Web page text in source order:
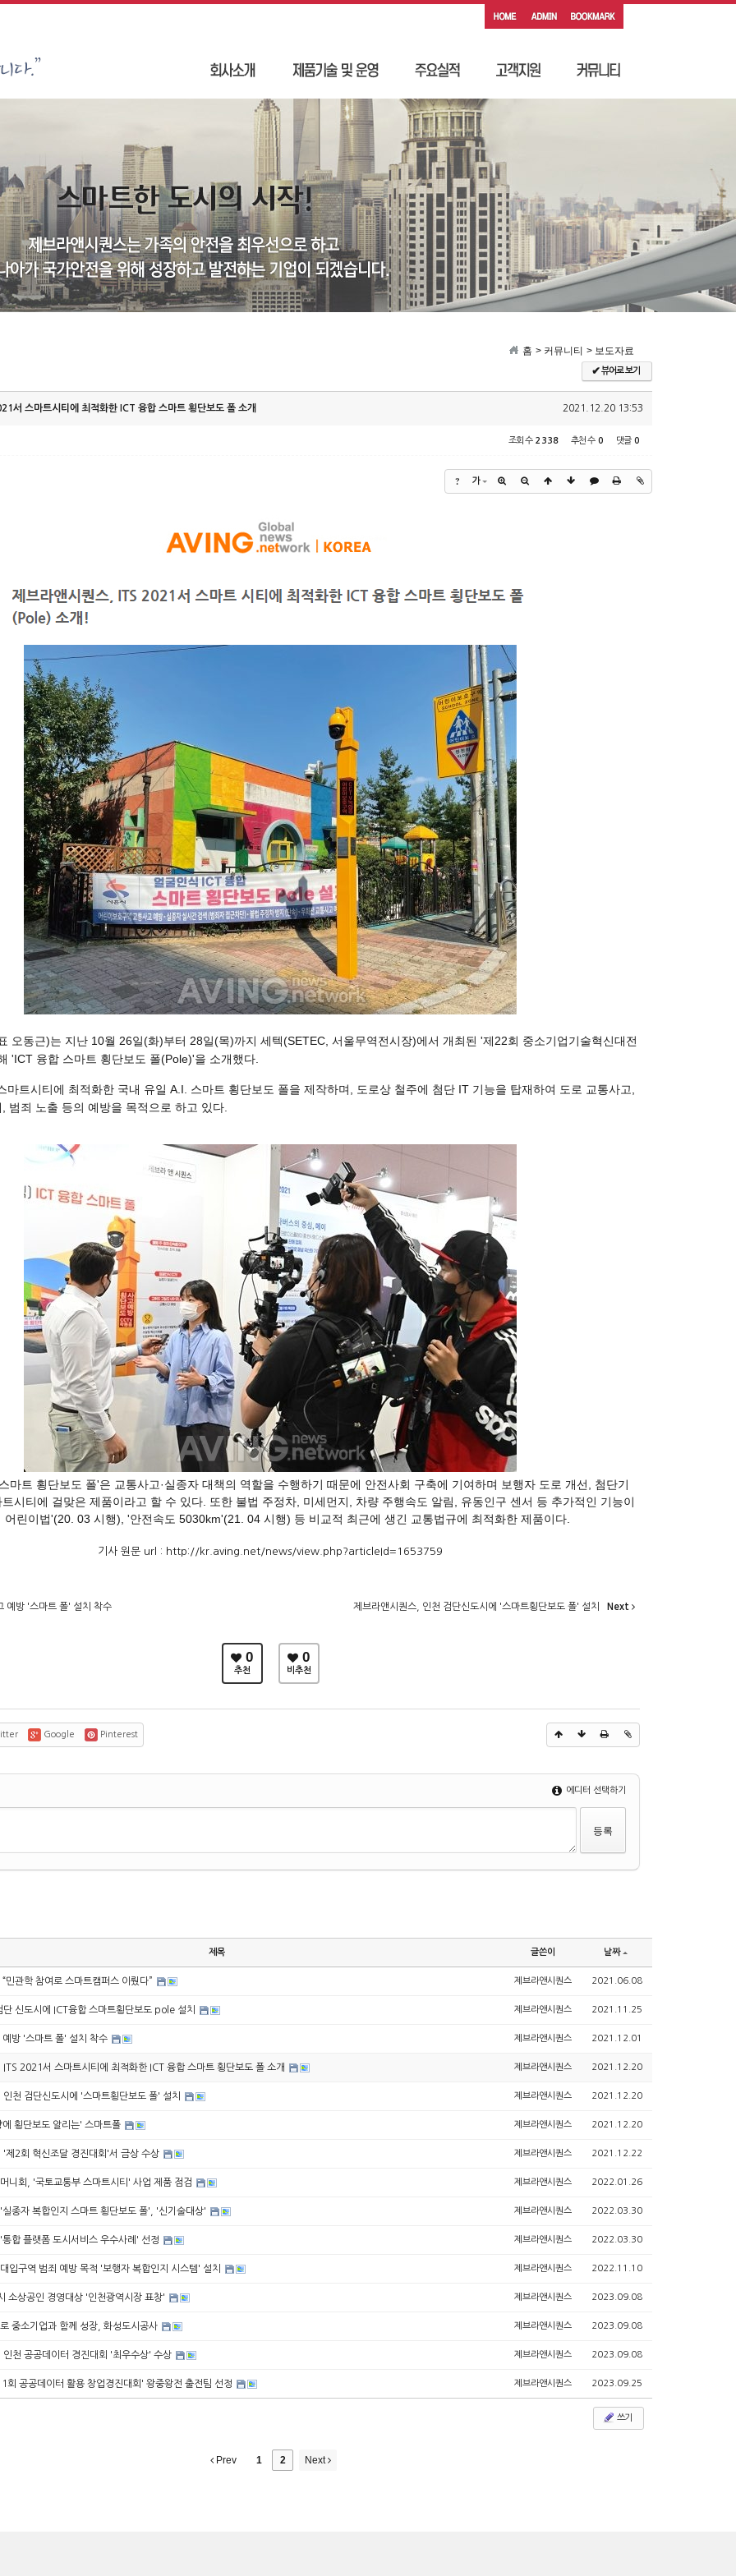
홈 > 커뮤니티 > 보도자료
✔뷰어로 보기
2021.12.20 13:53
서 스마트시티에 최적화한 ICT 융합 스마트 횡단보도 폴 소개
조회 수 2338 추천 수 0 댓글 0
? 가
오동근)는 지난 10월 26일(화)부터 28일(목)까지 세텍(SETEC, 서울무역전시장)에서 개최된 '제22회 중소기업기술혁신대전
'ICT 융합 스마트 횡단보도 폴(Pole)'을 소개했다.
마트시티에 최적화한 국내 유일 A.I. 스마트 횡단보도 폴을 제작하며, 도로상 철주에 첨단 IT 기능을 탑재하여 도로 교통사고,
범죄 노출 등의 예방을 목적으로 하고 있다.
마트 횡단보도 폴'은 교통사고·실종자 대책의 역할을 수행하기 때문에 안전사회 구축에 기여하며 보행자 도로 개선, 첨단기
시티에 걸맞은 제품이라고 할 수 있다. 또한 불법 주정차, 미세먼지, 차량 주행속도 알림, 유동인구 센서 등 추가적인 기능이
어린이법'(20. 03 시행), '안전속도 5030km'(21. 04 시행) 등 비교적 최근에 생긴 교통법규에 최적화한 제품이다.
기사 원문 url : http://kr.aving.net/news/view.php?articleId=1653759
예방 '스마트 폴' 설치 착수 제브라앤시퀀스, 인천 검단신도시에 '스마트횡단보도 폴' 설치 Next
0
추천
0
비추천
Google Pinterest
에디터 선택하기
제목 글쓴이 날짜
민관학 참여로 스마트캠퍼스 이뤘다” 제브라앤시퀀스 2021.06.08
단 신도시에 ICT융합 스마트횡단보도 pole 설치 제브라앤시퀀스 2021.11.25
예방 '스마트 폴' 설치 착수 제브라앤시퀀스 2021.12.01
ITS 2021서 스마트시티에 최적화한 ICT 융합 스마트 횡단보도 폴 소개 제브라앤시퀀스 2021.12.20
천 검단신도시에 '스마트횡단보도 폴' 설치 제브라앤시퀀스 2021.12.20
횡단보도 알리는' 스마트폴 제브라앤시퀀스 2021.12.20
'제2회 혁신조달 경진대회'서 금상 수상 제브라앤시퀀스 2021.12.22
니회, '국토교통부 스마트시티' 사업 제품 점검 제브라앤시퀀스 2022.01.26
종자 복합인지 스마트 횡단보도 폴', '신기술대상' 제브라앤시퀀스 2022.03.30
합 플랫폼 도시서비스 우수사례' 선정 제브라앤시퀀스 2022.03.30
입구역 범죄 예방 목적 '보행자 복합인지 시스템' 설치 제브라앤시퀀스 2022.11.10
소상공인 경영대상 '인천광역시장 표창' 제브라앤시퀀스 2023.09.08
중소기업과 함께 성장, 화성도시공사 제브라앤시퀀스 2023.09.08
인천 공공데이터 경진대회 '최우수상' 수상 제브라앤시퀀스 2023.09.08
회 공공데이터 활용 창업경진대회' 왕중왕전 출전팀 선정 제브라앤시퀀스 2023.09.25
쓰기
Prev 1 2 Next